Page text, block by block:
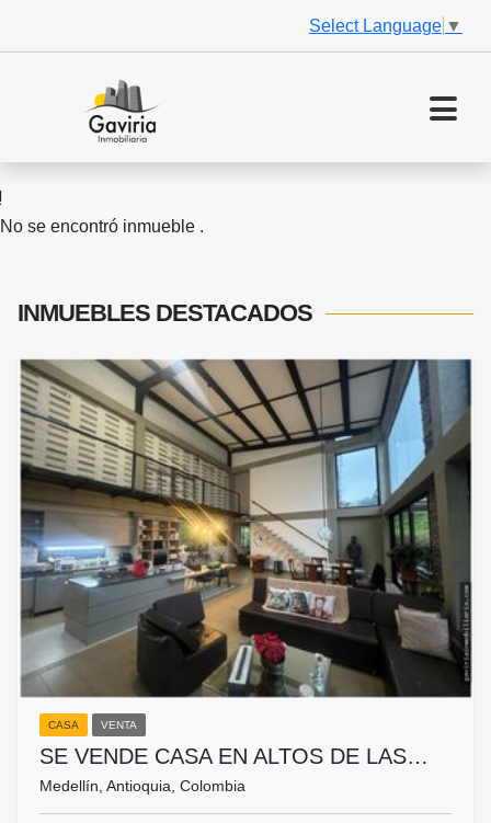
Select Language ▼
No se encontró inmueble .
INMUEBLES DESTACADOS
CASA VENTA
SE VENDE CASA EN ALTOS DE LAS…
Medellín, Antioquia, Colombia